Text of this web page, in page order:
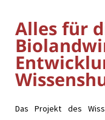
Alles für
Das Projekt des